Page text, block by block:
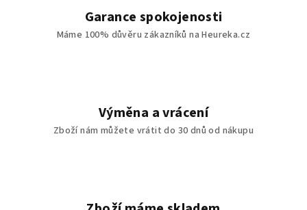
Garance spokojenosti
Máme 100% důvěru zákazníků na Heureka.cz
Výměna a vrácení
Zboží nám můžete vrátit do 30 dnů od nákupu